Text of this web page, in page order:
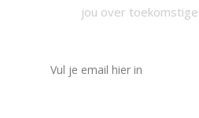
jou over